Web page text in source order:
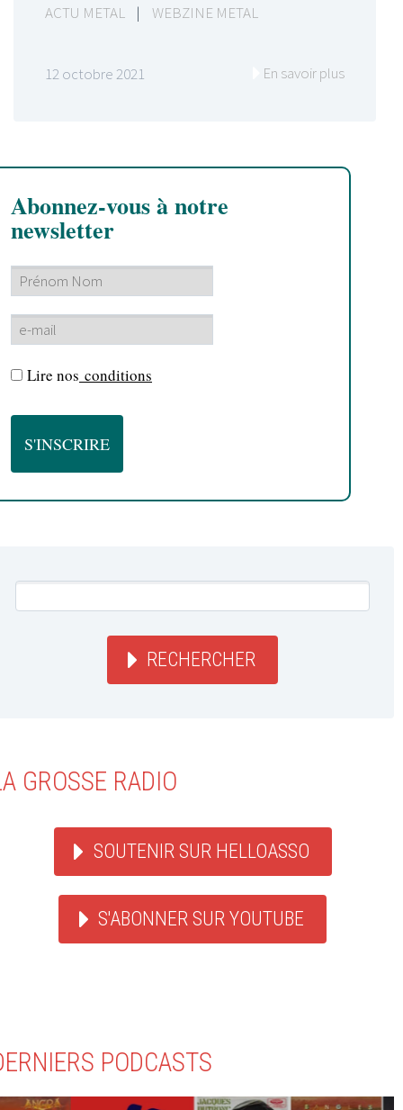
ACTU METAL | WEBZINE METAL
12 octobre 2021 En savoir plus
Abonnez-vous à notre
newsletter
Lire nos conditions
RECHERCHER
GROSSE RADIO
SOUTENIR SUR HELLOASSO
S'ABONNER SUR YOUTUBE
PODCASTS